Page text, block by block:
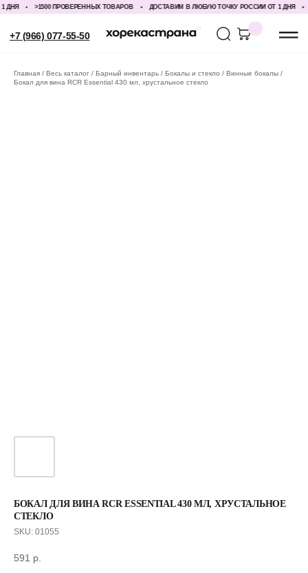
>1500 ПРОВЕРЕННЫХ ТОВАРОВ ДОСТАВИМ В ЛЮБУЮ ТОЧКУ РОССИИ ОТ 1 ДНЯ
Главная Весь каталог Барный инвентарь Бокалы и стекло
Винные бокалы
Бокал для вина RCR Essential 430 мл, хрустальное стекло
БОКАЛ ДЛЯ ВИНА RCR ESSENTIAL 430 МЛ, ХРУСТАЛЬНОЕ
СТЕКЛО
SKU: 01055
591 р.